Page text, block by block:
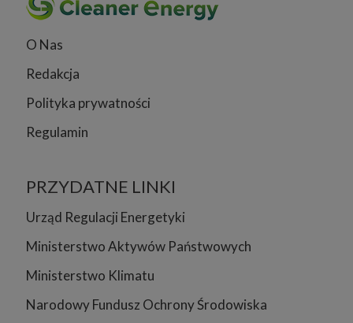
O Nas
Redakcja
Polityka prywatności
Regulamin
PRZYDATNE LINKI
Urząd Regulacji Energetyki
Ministerstwo Aktywów Państwowych
Ministerstwo Klimatu
Narodowy Fundusz Ochrony Środowiska